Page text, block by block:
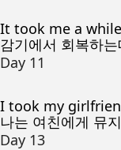
It took me a
감기에서 회복하
Day 11
I took my
나는 여친에게 뮤
Day 13